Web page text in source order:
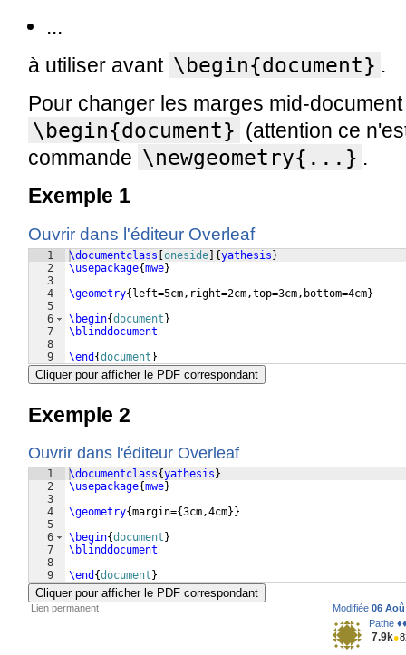
...
à utiliser avant \begin{document} .
Pour changer les marges mid-
\begin{document} (attention ce
commande \newgeometry{...} .
Exemple 1
Ouvrir dans l'éditeur Overleaf
1
2
3
4
5
6
7
8
9
\documentclass oneside {yathesis }
\usepackage{mwe}
\geometry{ left=5cm,right=2cm,top=3cm,bottom=4cm}
\begin{document }
\blinddocument
\end {document }
Cliquer pour afficher le PDF correspondant
Exemple 2
Ouvrir dans l'éditeur Overleaf
1
2
3
4
5
6
7
8
9
\documentclass{yathesis }
\usepackage{mwe}
\geometry{margin={3cm,4cm}}
\begin{document }
\blinddocument
\end {document }
Cliquer pour afficher le PDF correspondant
Lien permanent Modifiée 06
Pathe
7.9k●